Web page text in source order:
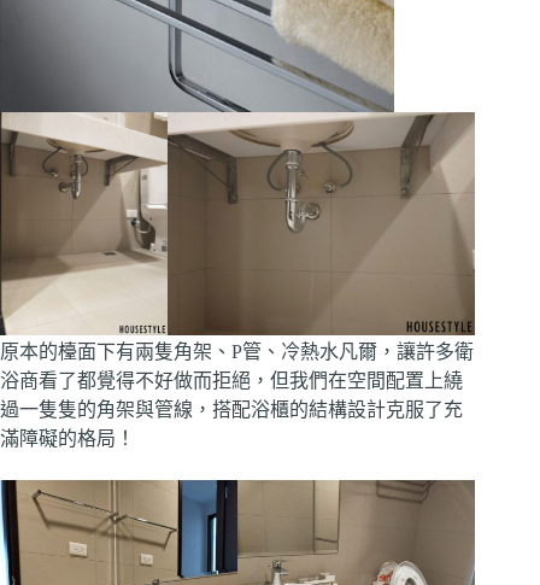
原本的檯面下有兩隻角架、P管、冷熱水凡爾，讓許多衛
浴商看了都覺得不好做而拒絕，但我們在空間配置上繞
過一隻隻的角架與管線，搭配浴櫃的結構設計克服了充
滿障礙的格局！